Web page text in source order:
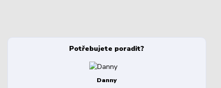
Potřebujete poradit?
Danny